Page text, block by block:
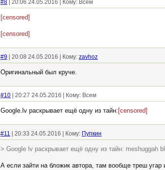
#8 | 20:06 24.05.2016 | Кому: Всем
[censored]
[censored]
#9 | 20:08 24.05.2016 | Кому: zavhoz
Оригинальный был круче.
#10 | 20:27 24.05.2016 | Кому: Всем
Google.lv раскрывает ещё одну из тайн: [censored]
#11 | 20:33 24.05.2016 | Кому: Пупкин
> Google lv раскрывает ещё одну из тайн: meshuggah
А если зайти на бложик автора, там вообще треш угар